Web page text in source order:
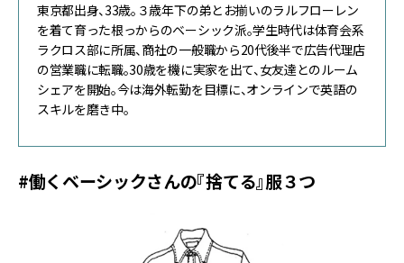
東京都出身、33歳。３歳年下の弟とお揃いのラルフローレン
を着て育った根っからのベーシック派。学生時代は体育会系
ラクロス部に所属、商社の一般職から20代後半で広告代理店
の営業職に転職。30歳を機に実家を出て、女友達とのルーム
シェアを開始。今は海外転勤を目標に、オンラインで英語の
スキルを磨き中。
#働くベーシックさんの『捨てる』服３つ